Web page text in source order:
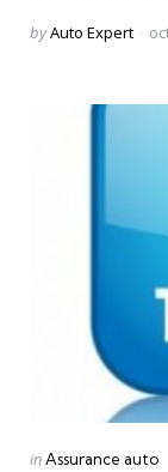
Posted
byAuto Expert
Categories
Posted
inAssurance auto